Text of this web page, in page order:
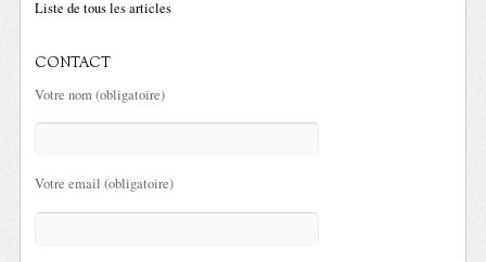
Liste de tous les articles
CONTACT
Votre nom (obligatoire)
Votre email (obligatoire)